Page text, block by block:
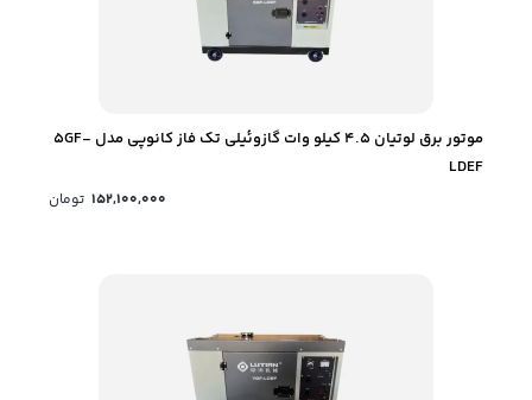
موتور برق لوتیان 4.5 کیلو وات گازوئیلی تک فاز کانوپی مدل 5GF-
LDEF
152,100,000 تومان